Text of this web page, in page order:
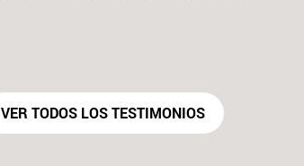
VER TODOS LOS TESTIMONIOS